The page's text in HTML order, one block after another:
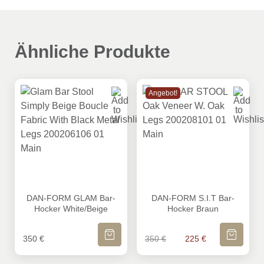
Ähnliche Produkte
DAN-FORM GLAM Bar-
Hocker White/Beige
350 €
IN DEN WARENKORB
Angebot!
DAN-FORM S.I.T Bar-
Hocker Braun
350€ Ursprünglicher Preis
225 € Aktueller
IN DEN